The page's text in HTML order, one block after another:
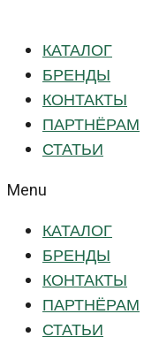
КАТАЛОГ
БРЕНДЫ
КОНТАКТЫ
ПАРТНЁРАМ
СТАТЬИ
Menu
КАТАЛОГ
БРЕНДЫ
КОНТАКТЫ
ПАРТНЁРАМ
СТАТЬИ